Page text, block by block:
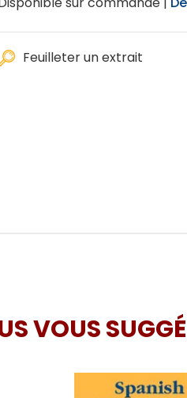
Feuilleter un extrait
VOUS